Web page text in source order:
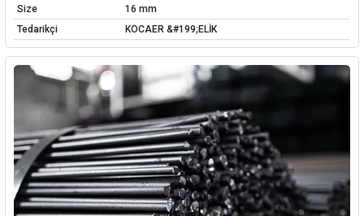
Size
16 mm
Tedarikçi
KOCAER &#199;ELİK